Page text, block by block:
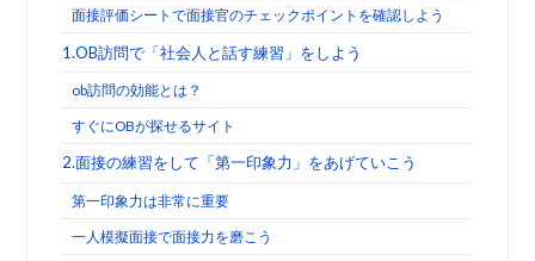
面接評価シートで面接官のチェックポイントを確認しよう
1.OB訪問で「社会人と話す練習」をしよう
ob訪問の効能とは？
すぐにOBが探せるサイト
2.面接の練習をして「第一印象力」をあげていこう
第一印象力は非常に重要
一人模擬面接で面接力を磨こう